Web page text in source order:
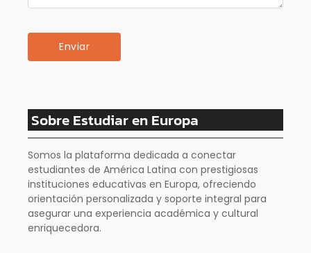
Sobre Estudiar en Europa
Somos la plataforma dedicada a conectar
estudiantes de América Latina con prestigiosas
instituciones educativas en Europa, ofreciendo
orientación personalizada y soporte integral para
asegurar una experiencia académica y cultural
enriquecedora.